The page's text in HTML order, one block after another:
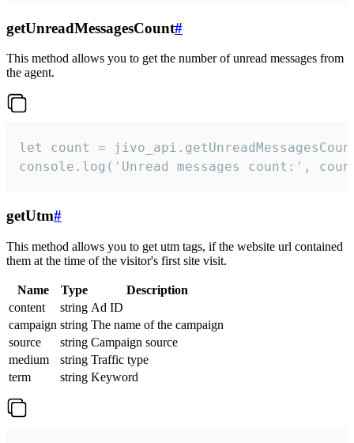
getUnreadMessagesCount#
This method allows you to get the number of unread messages from
the agent.
let count =
console.log('Unread messages count:',
getUtm#
This method allows you to get utm tags, if the website url contained
them at the time of the visitor's first site visit.
Name Type
Description
content
string Ad ID
campaign string The name of the campaign
source
string Campaign source
medium
string Traffic type
term
string Keyword